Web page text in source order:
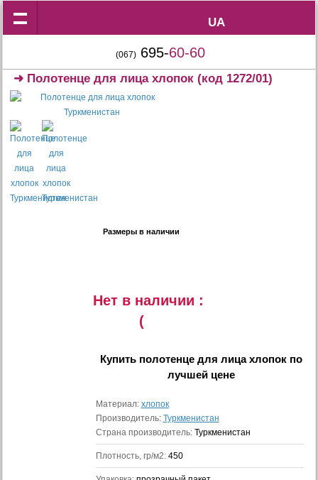
UA
UA
(067) 695-60-60
➜ Полотенце для лица хлопок (код 1272/01)
Размеры в наличии
Нет в наличии :
(
Купить полотенце для лица хлопок по
лучшей цене
Материал: хлопок
Производитель: Туркменистан
Страна производитель: Туркменистан
Плотность, гр/м2: 450